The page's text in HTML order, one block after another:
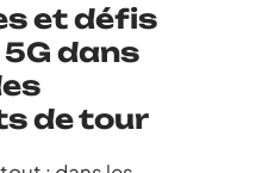
et défis
dans
de tour